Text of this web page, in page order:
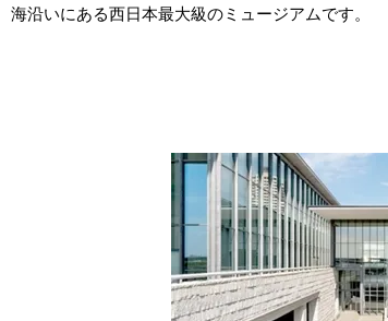
海沿いにある西日本最大級のミュージアムです。